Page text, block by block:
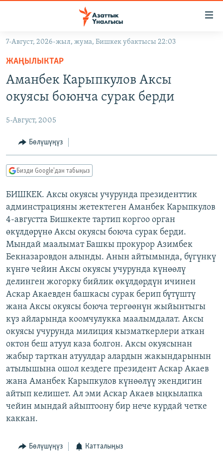
Навигацияга
өтүңүз
Издөөгө
салыңыз
КЫРГЫЗСТАН
ЭКОНОМИКА
МАДАНИЯТ
БОРБОР АЗИЯ
УКРАИНА
АТАЙЫН ИЛИКТӨӨ
ТВ ПРОГРАММАЛАР
ЭКСПЕРТТЕР ТАЛДАЙТ
БИЗ ЖАНА ДҮЙНӨ
ДАНИСТЕ
ЭЖЕ-СИҢДИЛЕР
АЗАТТЫК+
ЫҢГАЙСЫЗ СУРООЛОР
ӨЗГӨЧӨ ПИКИР
Русский
ОНЛАЙН ШЕРИНЕ
ЭЕ/АРнун бардык сайттары
7-Август, 2026-жыл, жума, Бишкек убактысы 22:03
ЖАҢЫЛЫКТАР
Аманбек Карыпкулов Аксы
окуясы боюнча сурак берди
5-Август, 2005
Бөлүшүңүз
Бизди Google'дан табыңыз
БИШКЕК. Аксы окуясы учурунда президенттик
админстрацияны жетектеген Аманбек Карыпкулов
4-августта Бишкекте тартип коргоо орган
өкүлдөрүнө Аксы окуясы боюча сурак берди.
Мындай маалымат Башкы прокурор Азимбек
Бекназаровдон алынды. Анын айтымында, бүгүнкү
күнгө чейин Аксы окуясы учурунда күнөөлү
делинген жогорку бийлик өкүлдөрдүн ичинен
Аскар Акаевден башкасы сурак берип бүтүштү
жана Аксы окуясы боюча тергөөнүн жыйынтыгы
күз айларында коомчулукка маалымдалат. Аксы
окуясы учурунда милиция кызматкерлери аткан
октон беш атуул каза болгон. Аксы окуясынан
жабыр тарткан атуулдар алардын жакындарынын
атылышына ошол кездеге президент Аскар Акаев
жана Аманбек Карыпкулов күнөөлүү экендигин
айтып келишет. Ал эми Аскар Акаев ыңкылапка
чейин мындай айыптоону бир нече курдай четке
каккан.
Бөлүшүңүз Катталыңыз